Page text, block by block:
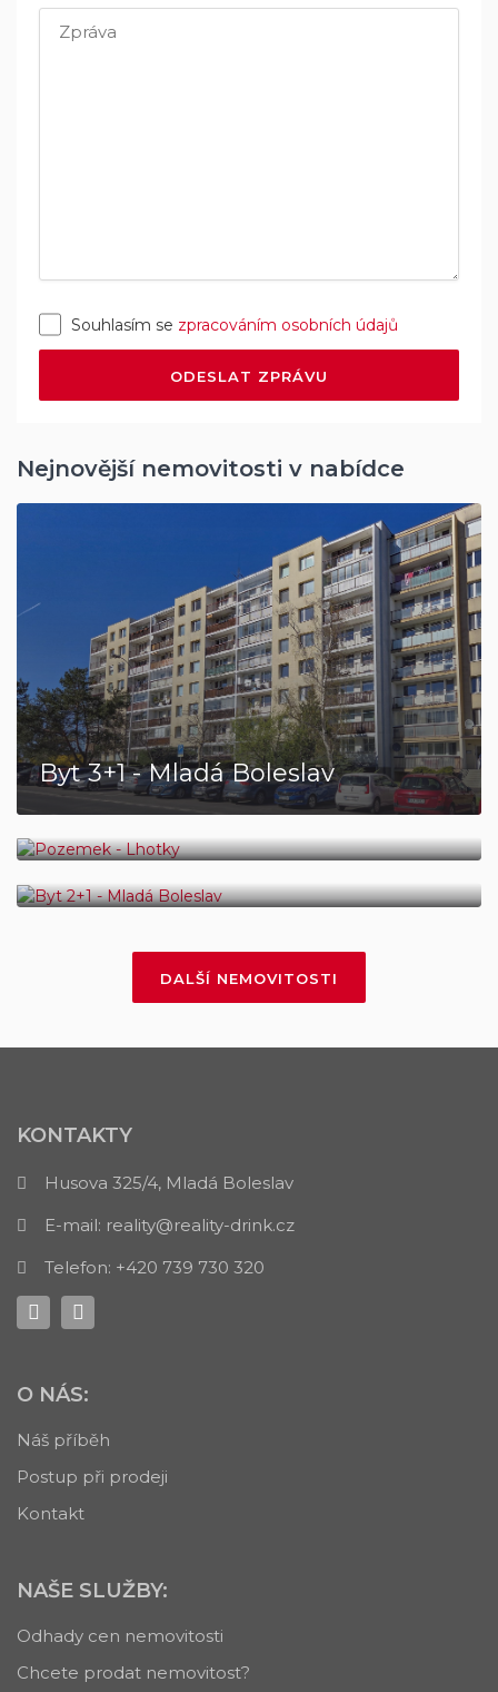
Souhlasím se zpracováním osobních údajů
ODESLAT ZPRÁVU
Nejnovější nemovitosti v nabídce
Byt 3+1 - Mladá Boleslav
Pozemek - Lhotky
Byt 2+1 - Mladá Boleslav
DALŠÍ NEMOVITOSTI
KONTAKTY
Husova 325/4, Mladá Boleslav
E-mail: reality@reality-drink.cz
Telefon: +420 739 730 320
O NÁS:
Náš příběh
Postup při prodeji
Kontakt
NAŠE SLUŽBY:
Odhady cen nemovitosti
Chcete prodat nemovitost?